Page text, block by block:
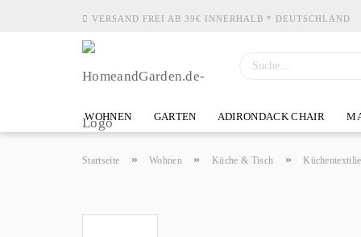
VERSAND FREI AB 39€ INNERHALB * DEUTSCHLAND
WOHNEN GARTEN ADIRONDACK CHAIR
Startseite » Wohnen » Küche & Tisch »